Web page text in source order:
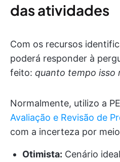
das atividades
Com os recursos
poderá responder à
feito: quanto tempo isso
Normalmente, utilizo a
Avaliação e Revisão de
com a incerteza por
Otimista: Cenário